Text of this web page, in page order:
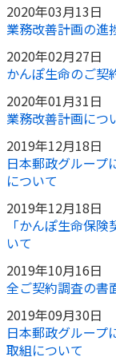
2020年03月13日
業務改善計画の進
2020年02月27日
かんぽ生命のご契
2020年01月31日
業務改善計画につ
2019年12月18日
日本郵政グループ
について
2019年12月18日
「かんぽ生命保
いて
2019年10月16日
全ご契約調査の書
2019年09月30日
日本郵政グループ
取組について